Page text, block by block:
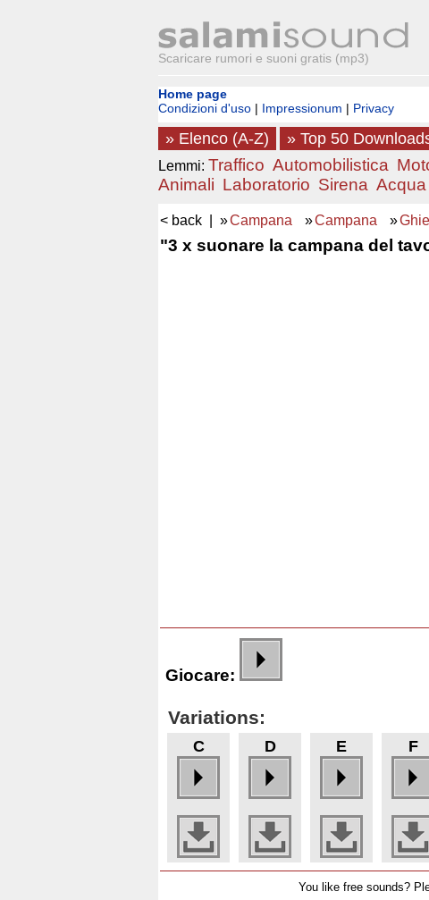
Scaricare rumori e suoni gratis (mp3)
Home page
Condizioni d'uso | Impressionum | Privacy
» Elenco (A-Z) » Top 50
Lemmi: Traffico Automobilistica
Animali Laboratorio Sirena Acqua
< back | »Campana »Campana »
"3 x suonare la campana del
Giocare:
Variations:
C D E F
You like free sounds?